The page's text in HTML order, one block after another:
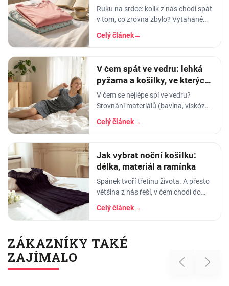
Ruku na srdce: kolik z nás chodí spát
v tom, co zrovna zbylo? Vytahané
tričko po manželovi, staré legíny,
jedna nohavice nahoře, druhá dole.
Celý článek→
V čem spát ve vedru: lehká
pyžama a košilky, ve kterých
se nezapaříte
V čem se nejlépe spí ve vedru?
Srovnání materiálů (bavlna, viskóza,
len, hedvábí) a tipy na lehká letní
pyžama a noční košilky, ve kterých
Celý článek→
Jak vybrat noční košilku:
délka, materiál a ramínka
Spánek tvoří třetinu života. A přesto
většina z nás řeší, v čem chodí do
práce, do divadla nebo na rande, ale
to, v čem stráví těch osm hodin…
Celý článek→
ZÁKAZNÍKY TAKÉ
ZAJÍMALO
Previous Next